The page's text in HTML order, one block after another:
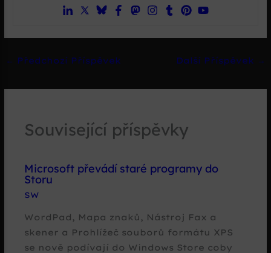
← Předchozí Příspěvek Další Příspěvek →
Související příspěvky
Microsoft převádí staré programy do
Storu
SW
WordPad, Mapa znaků, Nástroj Fax a
skener a Prohlížeč souborů formátu XPS
se nově podívají do Windows Store coby